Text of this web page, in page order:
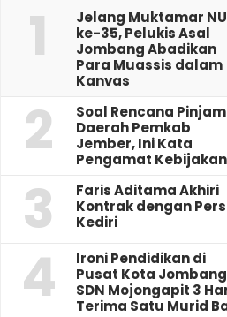
1
Jelang Muktamar NU
ke-35, Pelukis Asal
Jombang Abadikan
Para Muassis dalam
Kanvas
2
‎Soal Rencana
Daerah Pemkab
Jember, Ini Kata
Pengamat Kebijakan ‎
3
Faris Aditama Akhiri
Kontrak dengan
Kediri
4
Ironi Pendidikan di
Pusat Kota
SDN Mojongapit 3
Terima Satu Murid